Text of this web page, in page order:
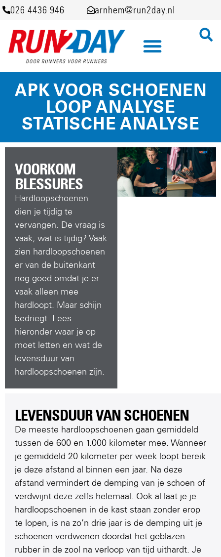
026 4436 946 arnhem@run2day.nl
APK VOOR SCHOENEN
LOOP ANALYSE
STATISCHE ANALYSE
VOORKOM
BLESSURES
Hardloopschoenen
dien je tijdig te
vervangen. De vraag is
vaak; wat is tijdig? Vaak
zien hardloopschoenen
er van de buitenkant
nog goed omdat je er
vaak alleen mee
hardloopt. Maar schijn
bedriegt. Lees
hieronder waar je op
moet letten en wat de
levensduur van
hardloopschoenen zijn.
LEVENSDUUR VAN SCHOENEN
De meeste hardloopschoenen gaan gemiddeld
tussen de 600 en 1.000 kilometer mee. Wanneer
je gemiddeld 20 kilometer per week loopt bereik
je deze afstand al binnen een jaar. Na deze
afstand vermindert de demping van je schoen of
verdwijnt deze zelfs helemaal. Ook al laat je je
hardloopschoenen in de kast staan zonder erop
te lopen, is na zo’n drie jaar is de demping uit je
schoenen verdwenen doordat het geblazen
rubber in de zool na verloop van tijd uithardt. Je